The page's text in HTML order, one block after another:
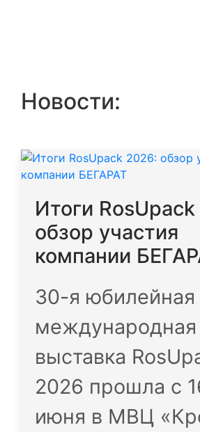
Новости:
Итоги
обзор участия
компании
30-я юбилейная
международная
выставка
2026 прошла с
июня в МВЦ